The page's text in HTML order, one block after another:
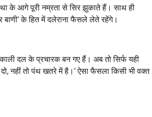
के आगे पूरी नम्रता से सिर झुकाते हैं। साथ ही
बाणी’ के हित में दलेराना फैसले लेते रहेंगे।
दल के प्रचारक बन गए हैं। अब तो सिर्फ यही
नहीं तो पंथ खतरे में है।’ ऐसा फैसला किसी भी वक्त